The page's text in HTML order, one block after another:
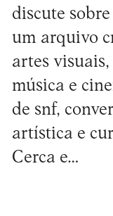
discute
um arquivo
artes
música e
de snf,
artística e
Cerca e…